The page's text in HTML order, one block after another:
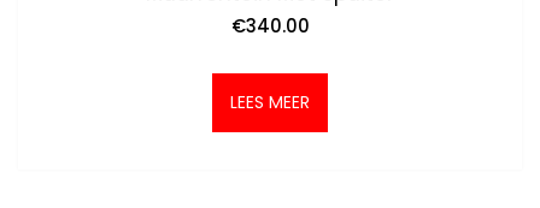
€340.00
LEES MEER